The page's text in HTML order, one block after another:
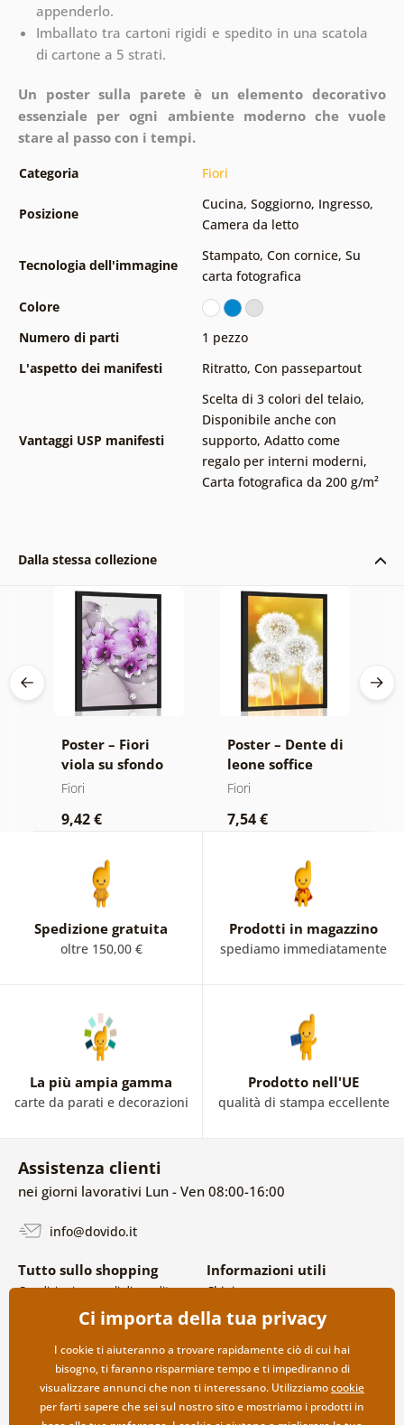
appenderlo.
Imballato tra cartoni rigidi e spedito in una scatola
di cartone a 5 strati.
Un poster sulla parete è un elemento decorativo
essenziale per ogni ambiente moderno che vuole
stare al passo con i tempi.
Categoria Fiori
Posizione
Cucina, Soggiorno, Ingresso,
Camera da letto
Tecnologia dell'immagine
Stampato, Con cornice, Su
carta fotografica
Colore
Numero di parti
1 pezzo
L'aspetto dei manifesti
Ritratto, Con passepartout
Vantaggi USP manifesti
Scelta di 3 colori del telaio,
Disponibile anche con
supporto, Adatto come
regalo per interni moderni,
Carta fotografica da 200 g/m²
Dalla stessa collezione
Poster – Fiori
viola su sfondo
astratto
Fiori
9,42 €
Poster – Dente di
leone soffice
Fiori
7,54 €
Spedizione gratuita
oltre 150,00 €
Prodotti in magazzino
spediamo immediatamente
La più ampia gamma
carte da parati e decorazioni
Prodotto nell'UE
qualità di stampa eccellente
Assistenza clienti
nei giorni lavorativi Lun - Ven 08:00-16:00
info@dovido.it
Tutto sullo shopping
Condizioni generali di vendita e
Politica sulla privacy
Opzioni di spedizione e
pagamento
Reso della merce
Informazioni utili
Chi siamo
FAQ
Contatti
Collaborazione all’ingrosso
Ci importa della tua privacy
I cookie ti aiuteranno a trovare rapidamente ciò di cui hai
bisogno, ti faranno risparmiare tempo e ti impediranno di
visualizzare annunci che non ti interessano. Utilizziamocookie
per farti sapere che sei sul nostro sito e mostriamo i prodotti in